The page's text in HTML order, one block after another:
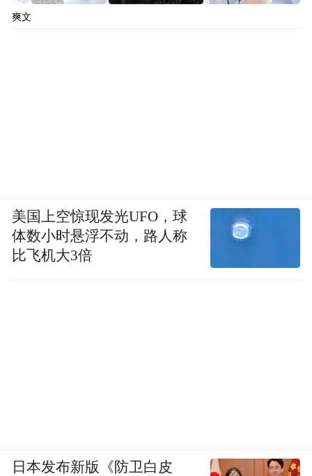
爽文
美国上空惊现发光UFO，球
体数小时悬浮不动，路人称
比飞机大3倍
日本发布新版《防卫白皮